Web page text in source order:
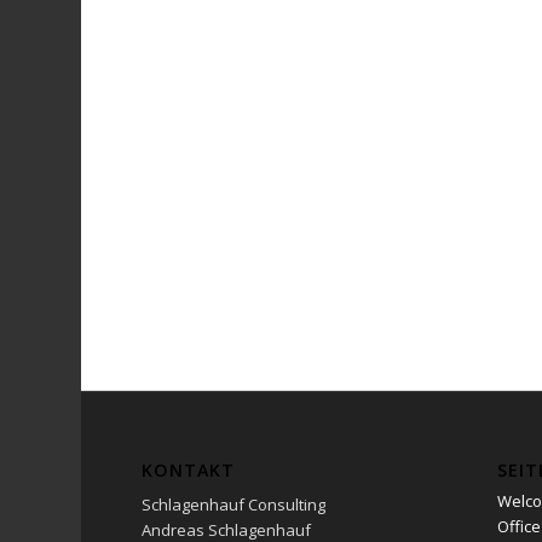
KONTAKT
Schlagenhauf Consulting
Andreas Schlagenhauf